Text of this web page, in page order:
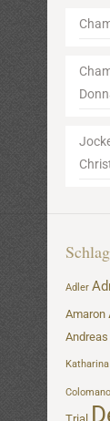
Adler
Amaron
Katharina
Colomano